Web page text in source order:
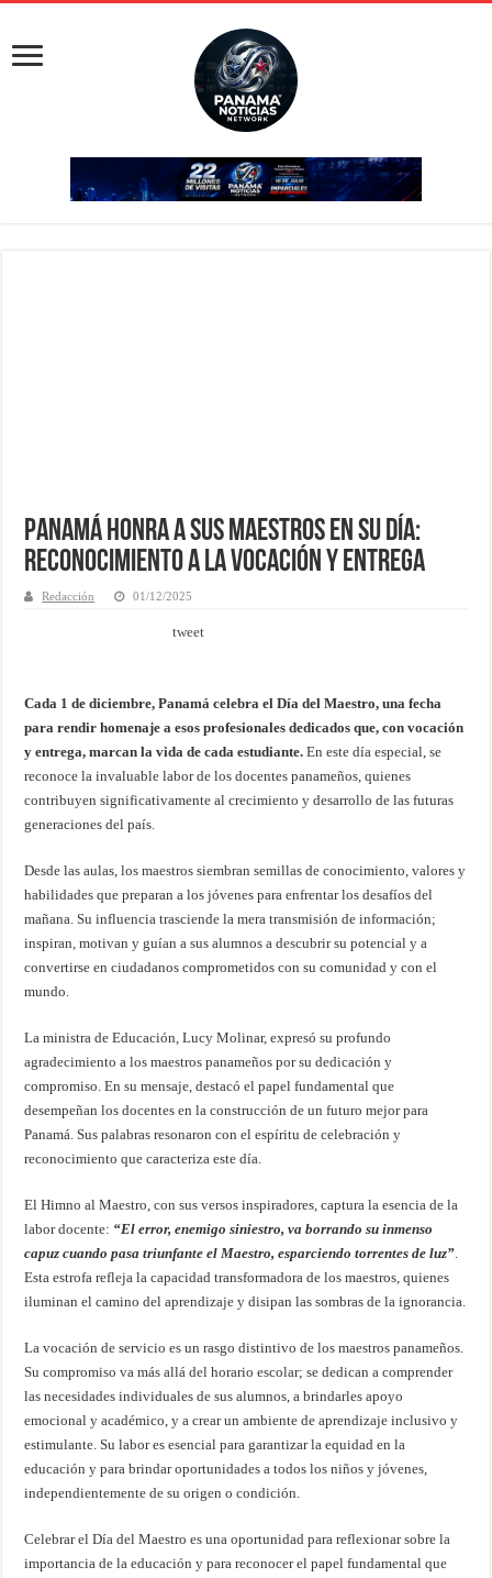
Panamá Honra a sus Maestros en su Día:
Reconocimiento a la Vocación y Entrega
Redacción 01/12/2025
tweet
Cada 1 de diciembre, Panamá celebra el Día del Maestro, una fecha
para rendir homenaje a esos profesionales dedicados que, con vocación
y entrega, marcan la vida de cada estudiante. En este día especial, se
reconoce la invaluable labor de los docentes panameños, quienes
contribuyen significativamente al crecimiento y desarrollo de las futuras
generaciones del país.
Desde las aulas, los maestros siembran semillas de conocimiento, valores y
habilidades que preparan a los jóvenes para enfrentar los desafíos del
mañana. Su influencia trasciende la mera transmisión de información;
inspiran, motivan y guían a sus alumnos a descubrir su potencial y a
convertirse en ciudadanos comprometidos con su comunidad y con el
mundo.
La ministra de Educación, Lucy Molinar, expresó su profundo
agradecimiento a los maestros panameños por su dedicación y
compromiso. En su mensaje, destacó el papel fundamental que
desempeñan los docentes en la construcción de un futuro mejor para
Panamá. Sus palabras resonaron con el espíritu de celebración y
reconocimiento que caracteriza este día.
El Himno al Maestro, con sus versos inspiradores, captura la esencia de la
labor docente: “El error, enemigo siniestro, va borrando su inmenso
capuz cuando pasa triunfante el Maestro, esparciendo torrentes de luz”.
Esta estrofa refleja la capacidad transformadora de los maestros, quienes
iluminan el camino del aprendizaje y disipan las sombras de la ignorancia.
La vocación de servicio es un rasgo distintivo de los maestros panameños.
Su compromiso va más allá del horario escolar; se dedican a comprender
las necesidades individuales de sus alumnos, a brindarles apoyo
emocional y académico, y a crear un ambiente de aprendizaje inclusivo y
estimulante. Su labor es esencial para garantizar la equidad en la
educación y para brindar oportunidades a todos los niños y jóvenes,
independientemente de su origen o condición.
Celebrar el Día del Maestro es una oportunidad para reflexionar sobre la
importancia de la educación y para reconocer el papel fundamental que